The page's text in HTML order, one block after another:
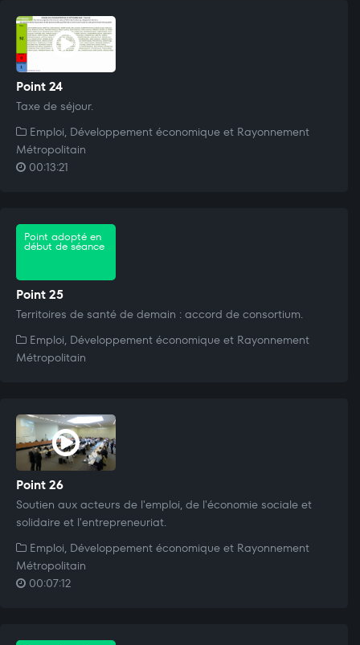
Point 24
Taxe de séjour.
Emploi, Développement économique et Rayonnement
Métropolitain
00:13:21
Point adopté en
début de séance
Point 25
Territoires de santé de demain : accord de consortium.
Emploi, Développement économique et Rayonnement
Métropolitain
Point 26
Soutien aux acteurs de l'emploi, de l'économie sociale et
solidaire et l'entrepreneuriat.
Emploi, Développement économique et Rayonnement
Métropolitain
00:07:12